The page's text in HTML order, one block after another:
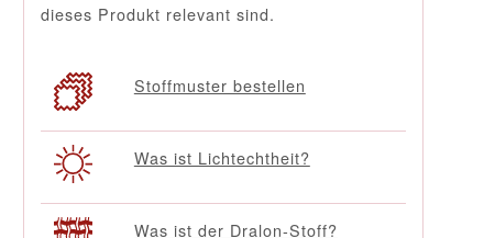
dieses Produkt relevant sind.
Stoffmuster bestellen
Was ist Lichtechtheit?
Was ist der Dralon-Stoff?